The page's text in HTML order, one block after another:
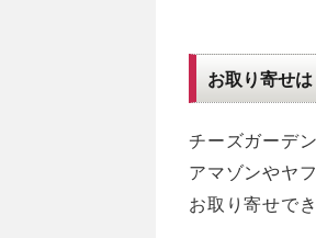
お取り寄せは
チーズガーデ
アマゾンやヤ
お取り寄せで